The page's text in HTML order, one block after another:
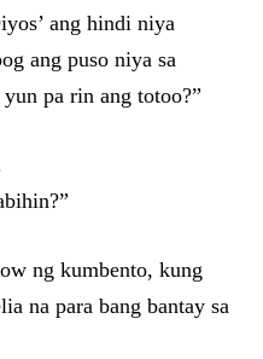
ang hindi niya
ang puso niya sa
pa rin ang totoo?”
ng kumbento, kung
na para bang bantay sa